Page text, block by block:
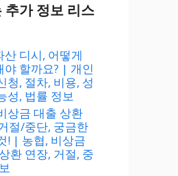
추가 정보 리스
산 디시, 어떻게
야 할까요? | 개인
청, 절차, 비용, 성
성, 법률 정보
상금 대출 상환
절/중단, 궁금한
! | 농협, 비상금
환 연장, 거절, 중